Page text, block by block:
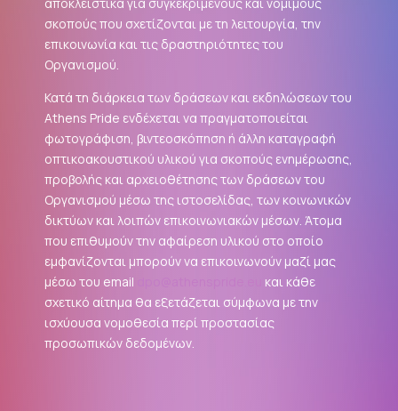
σκοπούς που σχετίζονται με τη λειτουργία, την
επικοινωνία και τις δραστηριότητες του
Οργανισμού.
Κατά τη διάρκεια των δράσεων και εκδηλώσεων του
Athens Pride ενδέχεται να πραγματοποιείται
φωτογράφιση, βιντεοσκόπηση ή άλλη καταγραφή
οπτικοακουστικού υλικού για σκοπούς ενημέρωσης,
προβολής και αρχειοθέτησης των δράσεων του
Οργανισμού μέσω της ιστοσελίδας, των κοινωνικών
δικτύων και λοιπών επικοινωνιακών μέσων. Άτομα
που επιθυμούν την αφαίρεση υλικού στο οποίο
εμφανίζονται μπορούν να επικοινωνούν μαζί μας
μέσω του email
και κάθε
σχετικό αίτημα θα εξετάζεται σύμφωνα με την
ισχύουσα νομοθεσία περί προστασίας
προσωπικών δεδομένων.